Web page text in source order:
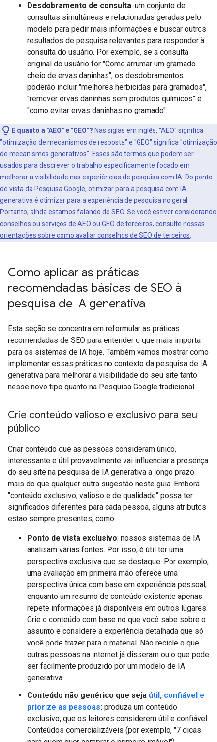
Desdobramento de consulta: um conjunto de
consultas simultâneas e relacionadas geradas pelo
modelo para pedir mais informações e buscar outros
resultados de pesquisa relevantes para responder à
consulta do usuário. Por exemplo, se a consulta
original do usuário for "Como arrumar um gramado
cheio de ervas daninhas", os desdobramentos
poderão incluir "melhores herbicidas para gramados",
"remover ervas daninhas sem produtos químicos" e
"como evitar ervas daninhas no gramado".
E quanto a "AEO" e "GEO"? Nas siglas em inglês, "AEO" significa
"otimização de mecanismos de resposta" e "GEO" significa "otimização
de mecanismos generativos". Esses são termos que podem ser
usados para descrever o trabalho especificamente focado em
melhorar a visibilidade nas experiências de pesquisa com IA. Do ponto
de vista da Pesquisa Google, otimizar para a pesquisa com IA
generativa é otimizar para a experiência de pesquisa no geral.
Portanto, ainda estamos falando de SEO. Se você estiver considerando
conselhos ou serviços de AEO ou GEO de terceiros, consulte nossas
orientações sobre como avaliar conselhos de SEO de terceiros
Como aplicar as práticas
recomendadas básicas de SEO à
pesquisa de IA generativa
Esta seção se concentra em reformular as práticas
recomendadas de SEO para entender o que mais importa
para os sistemas de IA hoje. Também vamos mostrar como
implementar essas práticas no contexto da pesquisa de IA
generativa para melhorar a visibilidade do seu site tanto
nesse novo tipo quanto na Pesquisa Google tradicional.
Crie conteúdo valioso e exclusivo para seu
público
Criar conteúdo que as pessoas consideram único,
interessante e útil provavelmente vai influenciar a presença
do seu site na pesquisa de IA generativa a longo prazo
mais do que qualquer outra sugestão neste guia. Embora
"conteúdo exclusivo, valioso e de qualidade" possa ter
significados diferentes para cada pessoa, alguns atributos
estão sempre presentes, como:
Ponto de vista exclusivo: nossos sistemas de IA
analisam várias fontes. Por isso, é útil ter uma
perspectiva exclusiva que se destaque. Por exemplo,
uma avaliação em primeira mão oferece uma
perspectiva única com base em experiência pessoal,
enquanto um resumo de conteúdo existente apenas
repete informações já disponíveis em outros lugares.
Crie o conteúdo com base no que você sabe sobre o
assunto e considere a experiência detalhada que só
você pode trazer para o material. Não recicle o que
outras pessoas na internet já disseram ou o que pode
ser facilmente produzido por um modelo de IA
generativa.
Conteúdo não genérico que seja útil, confiável e
priorize as pessoas: produza um conteúdo
exclusivo, que os leitores considerem útil e confiável.
Conteúdos comercializáveis (por exemplo, "7 dicas